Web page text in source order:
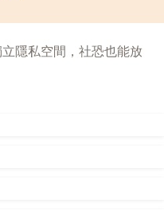
隱私空間，社恐也能放